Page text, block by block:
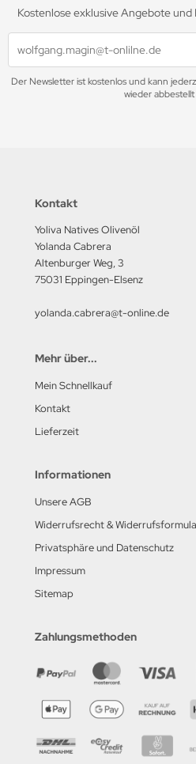
Kostenlose exklusive Angebote
Der Newsletter ist kostenlos und kann
wieder
Kontakt
Yoliva Natives Olivenöl
Yolanda Cabrera
Altenburger Weg, 3
75031 Eppingen-Elsenz
yolanda.cabrera@t-online.de
Mehr über...
Mein Schnellkauf
Kontakt
Lieferzeit
Informationen
Unsere AGB
Widerrufsrecht &
Privatsphäre und Datenschutz
Impressum
Sitemap
Zahlungsmethoden